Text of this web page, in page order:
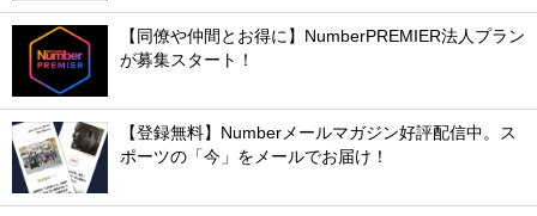
【同僚や仲間とお得に】NumberPREMIER法人プラン
が募集スタート！
【登録無料】Numberメールマガジン好評配信中。ス
ポーツの「今」をメールでお届け！